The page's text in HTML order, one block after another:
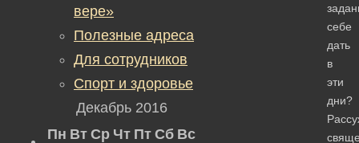
себе
дать
в
эти
дни?
вере»
Полезные адреса
Для сотрудников
Спорт и здоровье
Декабрь 2016
Пн Вт Ср Чт Пт Сб Вс